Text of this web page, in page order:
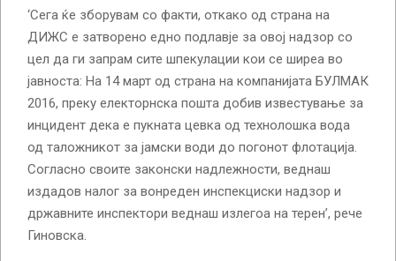
‘Сега ќе зборувам со факти, откако од страна на
ДИЖС е затворено едно подлавје за овој надзор со
цел да ги запрам сите шпекулации кои се ширеа во
јавноста: На 14 март од страна на компанијата БУЛМАК
2016, преку електорнска пошта добив известување за
инцидент дека е пукната цевка од технолошка вода
од таложникот за јамски води до погонот флотација.
Согласно своите законски надлежности, веднаш
издадов налог за вонреден инспекциски надзор и
државните инспектори веднаш излегоа на терен’, рече
Гиновска.